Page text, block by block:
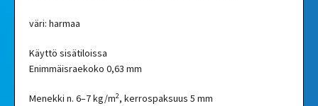
väri: harmaa
Käyttö sisätiloissa
Enimmäisraekoko 0,63 mm
Menekki n. 6–7 kg/m2, kerrospaksuus 5 mm